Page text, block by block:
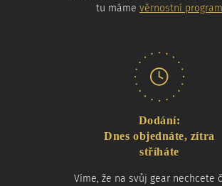
tu máme věrnostní program
Dodání:
Dnes objednáte, zítra
stříháte
Víme, že na svůj gear nechcete